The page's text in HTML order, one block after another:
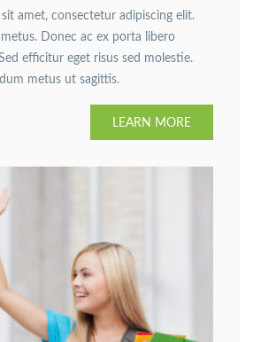
amet, consectetur adipiscing elit.
Donec ac ex porta libero
efficitur eget risus sed molestie.
metus ut sagittis.
LEARN MORE